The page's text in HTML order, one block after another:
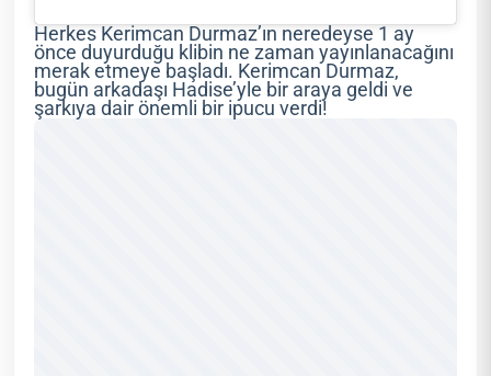
Herkes Kerimcan Durmaz’ın neredeyse 1 ay
önce duyurduğu klibin ne zaman yayınlanacağını
merak etmeye başladı. Kerimcan Durmaz,
bugün arkadaşı Hadise’yle bir araya geldi ve
şarkıya dair önemli bir ipucu verdi!